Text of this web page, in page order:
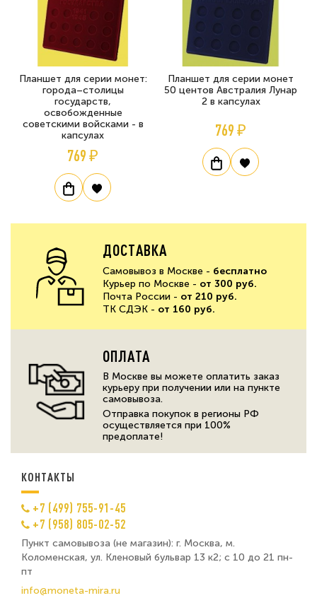
Планшет для серии монет:
города–столицы
государств,
освобожденные
советскими войсками - в
капсулах
769 ₽
Планшет для серии монет
50 центов Австралия Лунар
2 в капсулах
769 ₽
ДОСТАВКА
Самовывоз в Москве - бесплатно
Курьер по Москве - от 300 руб.
Почта России - от 210 руб.
ТК СДЭК - от 160 руб.
ОПЛАТА
В Москве вы можете оплатить заказ
курьеру при получении или на пункте
самовывоза.
Отправка покупок в регионы РФ
осуществляется при 100%
предоплате!
КОНТАКТЫ
+7 (499) 755-91-45
+7 (958) 805-02-52
Пункт самовывоза (не магазин): г. Москва, м.
Коломенская, ул. Кленовый бульвар 13 к2; с 10 до 21 пн-
пт
info@moneta-mira.ru